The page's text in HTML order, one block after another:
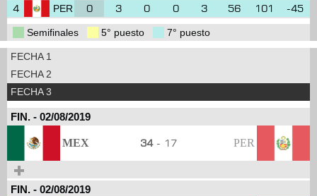
4
PER 0 3 0 0 3 56 101 -45
Semifinales 5° puesto 7° puesto
FECHA 1
FECHA 2
FECHA 3
FIN. - 02/08/2019
MEX 34- 17 PER
FIN. - 02/08/2019